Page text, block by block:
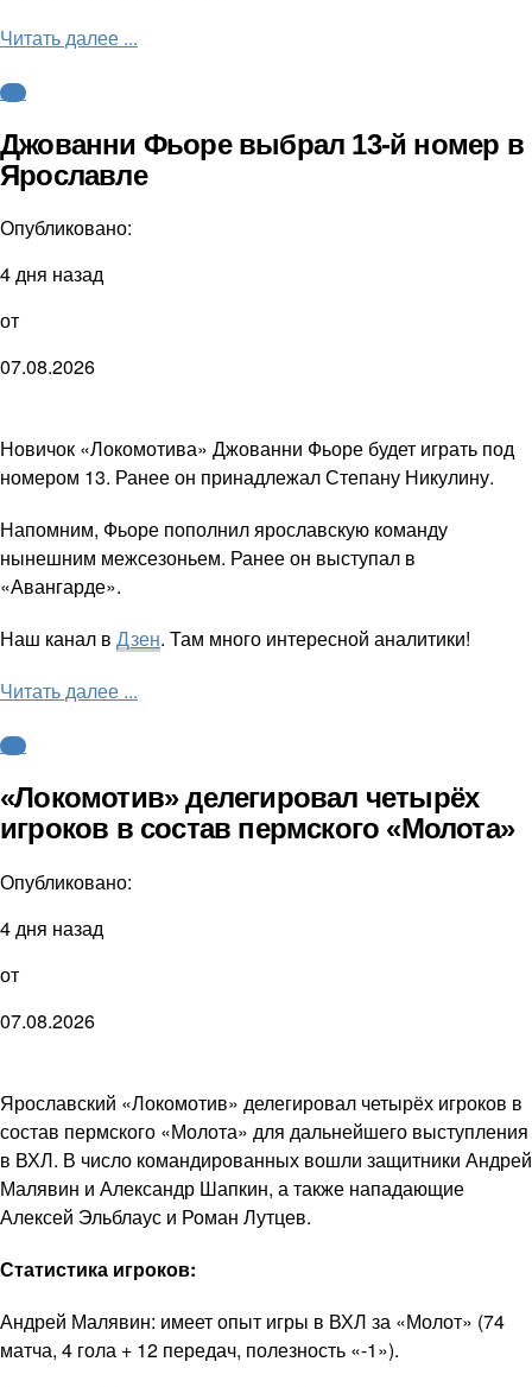
Читать далее ...
КХЛ
Джованни Фьоре выбрал 13-й номер в
Ярославле
Опубликовано:
4 дня назад
от
07.08.2026
Новичок «Локомотива» Джованни Фьоре будет играть под
номером 13. Ранее он принадлежал Степану Никулину.
Напомним, Фьоре пополнил ярославскую команду
нынешним межсезоньем. Ранее он выступал в
«Авангарде».
Наш канал в Дзен. Там много интересной аналитики!
Читать далее ...
КХЛ
«Локомотив» делегировал четырёх
игроков в состав пермского «Молота»
Опубликовано:
4 дня назад
от
07.08.2026
Ярославский «Локомотив» делегировал четырёх игроков в
состав пермского «Молота» для дальнейшего выступления
в ВХЛ. В число командированных вошли защитники Андрей
Малявин и Александр Шапкин, а также нападающие
Алексей Эльблаус и Роман Лутцев.
Статистика игроков:
Андрей Малявин: имеет опыт игры в ВХЛ за «Молот» (74
матча, 4 гола + 12 передач, полезность «-1»).